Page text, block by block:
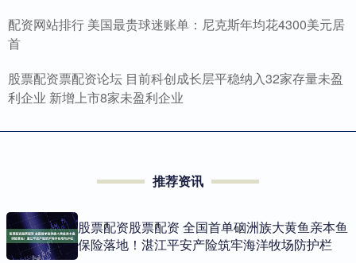
配资网站排行 美国最贵球迷账单：尼克斯年均花4300美元居
首
股票配资票配资论坛 目前科创成长层平稳纳入32家存量未盈
利企业 新增上市8家未盈利企业
推荐资讯
股票配资股票配资 全国首单硇洲族大黄鱼亲本鱼
保险落地！湛江平安产险筑牢海洋牧场防护栏